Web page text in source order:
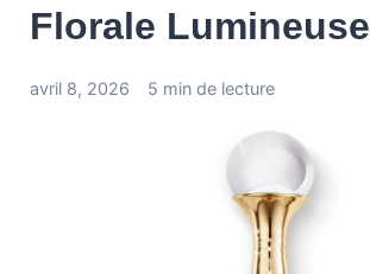
Florale Lumineuse
avril 8, 2026 5 min de lecture